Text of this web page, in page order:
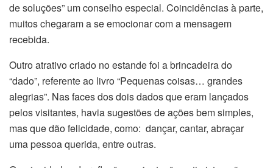
de soluções” um conselho especial. Coincidências à parte,
muitos chegaram a se emocionar com a mensagem
recebida.
Outro atrativo criado no estande foi a brincadeira do
“dado”, referente ao livro “Pequenas coisas… grandes
alegrias”. Nas faces dos dois dados que eram lançados
pelos visitantes, havia sugestões de ações bem simples,
mas que dão felicidade, como: dançar, cantar, abraçar
uma pessoa querida, entre outras.